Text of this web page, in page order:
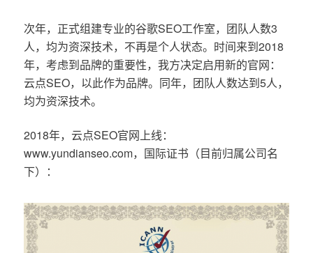
次年，正式组建专业的谷歌SEO工作室，团队人数3
人，均为资深技术，不再是个人状态。时间来到2018
年，考虑到品牌的重要性，我方决定启用新的官网：
云点SEO，以此作为品牌。同年，团队人数达到5人，
均为资深技术。
2018年，云点SEO官网上线：
www.yundianseo.com，国际证书（目前归属公司名
下）：